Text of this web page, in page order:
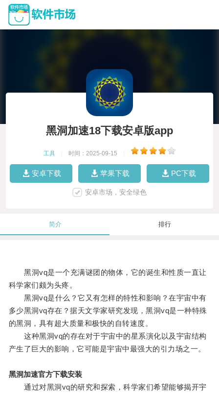
黑洞加速18下载安卓版app
工具 时间：2025-09-15
安卓下载 苹果下载 PC下载
安卓市场，安全绿色
简介 排行
黑洞vq是一个充满谜团的物体，它的诞生和性质一直让
科学家们颇为头疼。
黑洞vq是什么？它又有怎样的特性和影响？在宇宙中有
多少黑洞vq存在？据天文学家研究发现，黑洞vq是一种特殊
的黑洞，具有超大质量和极快的自转速度。
这种黑洞vq的存在对于宇宙中的星系演化以及宇宙结构
产生了巨大的影响，它可能是宇宙中最强大的引力场之一。
黑洞加速官方下载安装
通过对黑洞vq的研究和探索，科学家们希望能够揭开宇